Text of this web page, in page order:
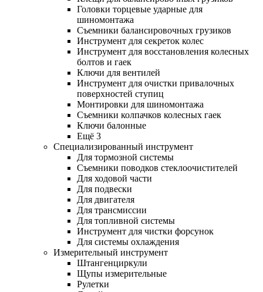
Головки торцевые ударные для
шиномонтажа
Съемники балансировочных грузиков
Инструмент для секреток колес
Инструмент для восстановления колесных
болтов и гаек
Ключи для вентилей
Инструмент для очистки привалочных
поверхностей ступиц
Монтировки для шиномонтажа
Съемники колпачков колесных гаек
Ключи балонные
Ещё 3
Специализированный инструмент
Для тормозной системы
Съемники поводков стеклоочистителей
Для ходовой части
Для подвески
Для двигателя
Для трансмиссии
Для топливной системы
Инструмент для чистки форсунок
Для системы охлаждения
Измерительный инструмент
Штангенциркули
Щупы измерительные
Рулетки